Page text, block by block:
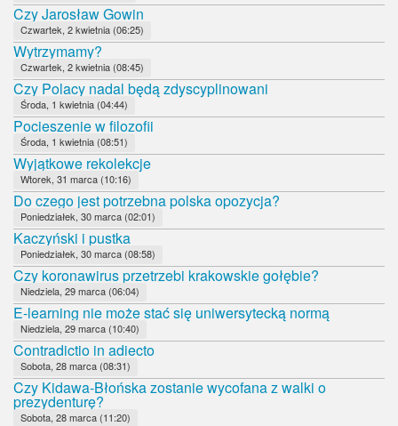
Czy Jarosław Gowin
Czwartek, 2 kwietnia (06:25)
Wytrzymamy?
Czwartek, 2 kwietnia (08:45)
Czy Polacy nadal będą zdyscyplinowani
Środa, 1 kwietnia (04:44)
Pocieszenie w filozofii
Środa, 1 kwietnia (08:51)
Wyjątkowe rekolekcje
Wtorek, 31 marca (10:16)
Do czego jest potrzebna polska opozycja?
Poniedziałek, 30 marca (02:01)
Kaczyński i pustka
Poniedziałek, 30 marca (08:58)
Czy koronawirus przetrzebi krakowskie gołębie?
Niedziela, 29 marca (06:04)
E-learning nie może stać się uniwersytecką normą
Niedziela, 29 marca (10:40)
Contradictio in adiecto
Sobota, 28 marca (08:31)
Czy Kidawa-Błońska zostanie wycofana z walki o
prezydenturę?
Sobota, 28 marca (11:20)